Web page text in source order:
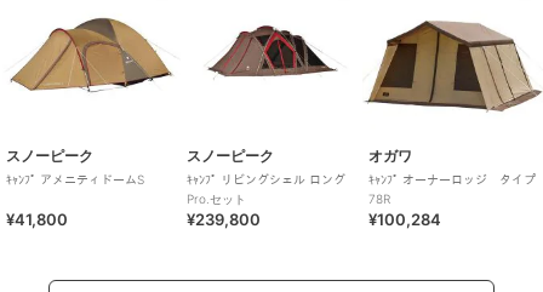
スノーピーク
ｷｬﾝﾌﾟ アメニティドームS
¥41,800
スノーピーク
ｷｬﾝﾌﾟ リビングシェル ロング
Pro.セット
¥239,800
オガワ
ｷｬﾝﾌﾟ オーナーロッジ タイプ
78R
¥100,284